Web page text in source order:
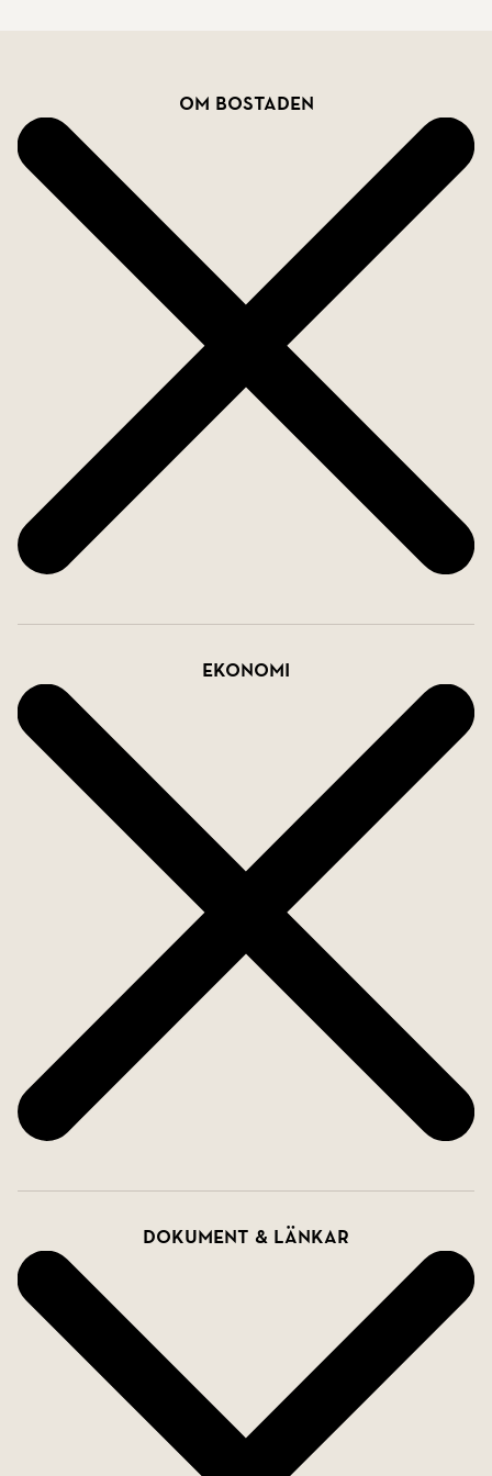
Här bor vi med lyxen av nutidens bekvämligheter
samtidigt som vi avnjuter en atmosfär från svunna
tider intill mysiga Landborgen. Området präglas av
unika färgglada fastigheter som länkar myllrande
och nöjesfyllda torg med lugnet i stadens norra
delar. Det centrala läget är anpassat efter
livsnjutarens livssyn med nöjen, shopping, ett rikt
restaurangutbud och resande via Helsingborgs C
alldeles runt hörnet. En plats man ogärna lämnar
när man väl har fått smak på den.
Varmt välkommen att anmäla ditt intresse till
ansvarig mäklare!
Om bostaden
Ekonomi
Dokument & länkar